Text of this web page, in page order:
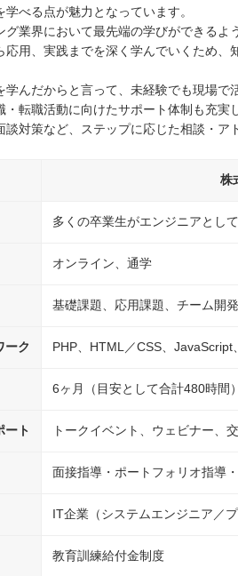
べる点が魅力となっています。
業界において最先端の学びができるよ
応用、実践までを深く学んでいくため
んだからと言って、未経験でも現場で
・転職活動に向けたサポート体制も充実
談対策など、ステップに応じた相談・
株
多くの卒業生がエンジニアとし
オンライン、通学
基礎課題、応用課題、チーム開
ーク PHP、HTML／CSS、JavaScript
6ヶ月（目安として合計480時間）
ート トークイベント、ウェビナー、
面接指導・ポートフォリオ指導
IT企業（システムエンジニア／
教育訓練給付金制度